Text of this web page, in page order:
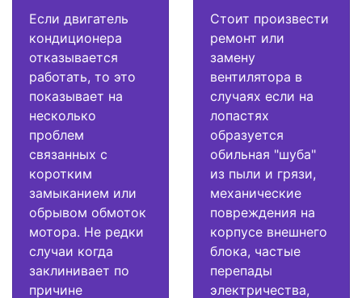
Если двигатель
кондиционера
отказывается
работать, то это
показывает на
несколько
проблем
связанных с
коротким
замыканием или
обрывом обмоток
мотора. Не редки
случаи когда
заклинивает по
причине
Стоит произвести
ремонт или
замену
вентилятора в
случаях если на
лопастях
образуется
обильная "шуба"
из пыли и грязи,
механические
повреждения на
корпусе внешнего
блока, частые
перепады
электричества,